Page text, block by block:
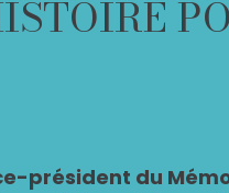
président du